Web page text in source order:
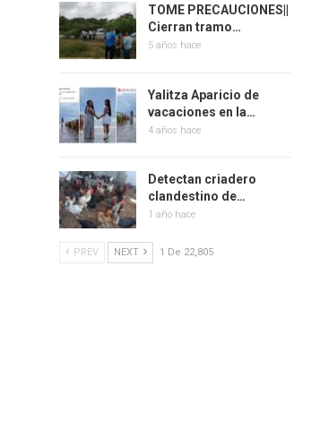
TOME PRECAUCIONES||
Cierran tramo…
5 años hace
Yalitza Aparicio de
vacaciones en la…
4 años hace
Detectan criadero
clandestino de…
1 año hace
PREV NEXT 1 De 22,805